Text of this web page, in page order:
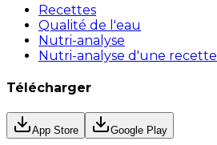
Recettes
Qualité de l'eau
Nutri-analyse
Nutri-analyse d'une recette
Télécharger
App Store Google Play